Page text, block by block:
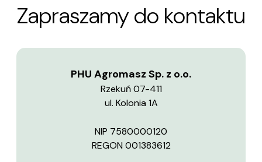
Zapraszamy do kontaktu
PHU Agromasz Sp. z o.o.
Rzekuń 07-411
ul. Kolonia 1A
NIP 7580000120
REGON 001383612